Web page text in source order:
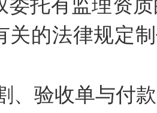
委托有监理资
关的法律规定
、验收单与付款